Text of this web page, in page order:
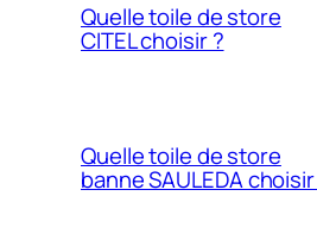
Quelle toile de store
CITEL choisir ?
Quelle toile de store
banne SAULEDA